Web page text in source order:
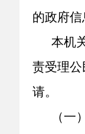
的政府
本机
责受理
请。
（一